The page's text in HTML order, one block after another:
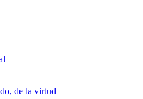
de la virtud